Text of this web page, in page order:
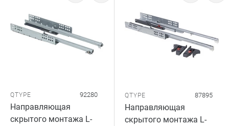
QTYPE 92280
Направляющая
скрытого монтажа L-
QTYPE 87895
Направляющая
скрытого монтажа L-